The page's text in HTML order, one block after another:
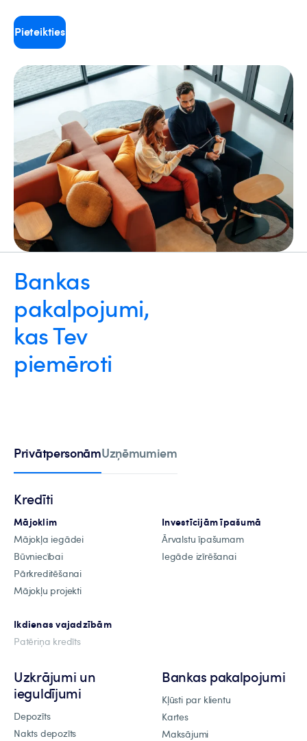
Pieteikties
Bankas
pakalpojumi,
kas Tev
piemēroti
PrivātpersonāmUzņēmumiem
Kredīti
Mājoklim
Mājokļa iegādei
Būvniecībai
Pārkreditēšanai
Mājokļu projekti
Investīcijām īpašumā
Ārvalstu īpašumam
Iegāde izīrēšanai
Ikdienas vajadzībām
Patēriņa kredīts
Uzkrājumi un
ieguldījumi
Depozīts
Nakts depozīts
Bankas pakalpojumi
Kļūsti par klientu
Kartes
Maksājumi